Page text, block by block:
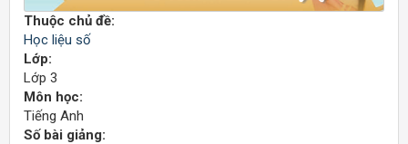
Thuộc chủ đề:
Học liệu số
Lớp:
Lớp 3
Môn học:
Tiếng Anh
Số bài giảng: